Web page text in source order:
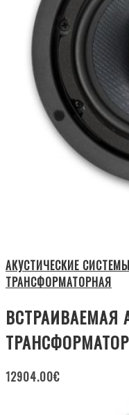
АКУСТИЧЕСКИЕ
ТРАНСФОРМАТОРНАЯ
ВСТРАИВАЕМАЯ
12904.00€